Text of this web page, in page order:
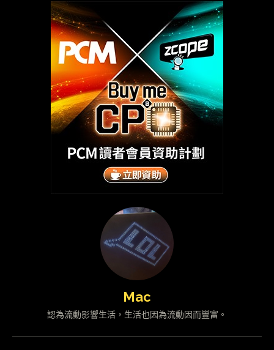
Mac
認為流動影響生活，生活也因為流動因而豐富。